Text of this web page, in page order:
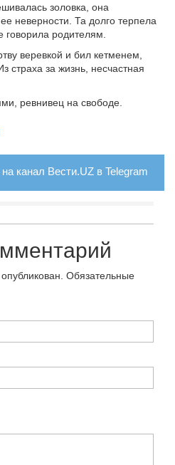
золовка, она
неверности. Та долго терпела
говорила родителям.
веревкой и бил кетменем,
страха за жизнь, несчастная
ревнивец на свободе.
канал Вести.UZ в Telegram
Обязательные